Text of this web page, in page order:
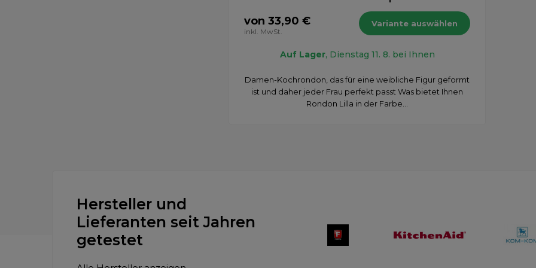
von 33,90 €
inkl. MwSt.
Variante auswählen
Auf Lager, Dienstag 11. 8. bei Ihnen
Damen-Kochrondon, das für eine weibliche Figur geformt
ist und daher jeder Frau perfekt passt Was bietet Ihnen
Rondon Lilla in der Farbe...
Hersteller und
Lieferanten seit Jahren
getestet